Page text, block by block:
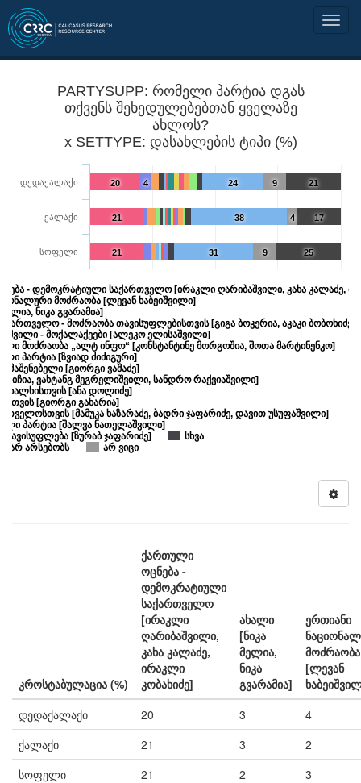
PARTYSUPP: რომელი პარტია დგას
თქვენს შეხედულებებთან ყველაზე
ახლოს?
x SETTYPE: დასახლების ტიპი (%)
21
17
25
9
4
9
24
38
31
4
20
21
21
- დემოკრატიული საქართველო [ირაკლი ღარიბაშვილი, კახა კალაძე,
მოძრაობა [ლევან ხაბეიშვილი]
ნიკა გვარამია]
- მოძრაობა თავისუფლებისთვის [გიგა ბოკერია, აკაკი ბობოხიძე,
- მოქალაქეები [ალეკო ელისაშვილი]
მოძრაობა „ალტ ინფო“ [კონსტანტინე მორგოშია, შოთა მარტინენკო]
პარტია [ზვიად ძიძიგური]
[გიორგი ვაშაძე]
ვახტანგ მეგრელიშვილი, სანდრო რაქვიაშვილი]
ხალხისთვის [ანა დოლიძე]
[გიორგი გახარია]
[მამუკა ხაზარაძე, ბადრი ჯაფარიძე, დავით უსუფაშვილი]
პარტია [შალვა ნათელაშვილი]
თავისუფლება [ზურაბ ჯაფარიძე]
სხვა
არ არსებობს
არ ვიცი
დედაქალაქი
ქალაქი
სოფელი
კროსტაბულაცია (%)
ქართული
ოცნება -
დემოკრატიული
საქართველო
[ირაკლი
ღარიბაშვილი,
კახა კალაძე,
ირაკლი
კობახიძე]
ახალი
[ნიკა
მელია,
ნიკა
გვარამია]
ერთიანი
მოძრაობა
[ლევან
დედაქალაქი
20 3
4
ქალაქი
21 3
2
სოფელი
21 2 3